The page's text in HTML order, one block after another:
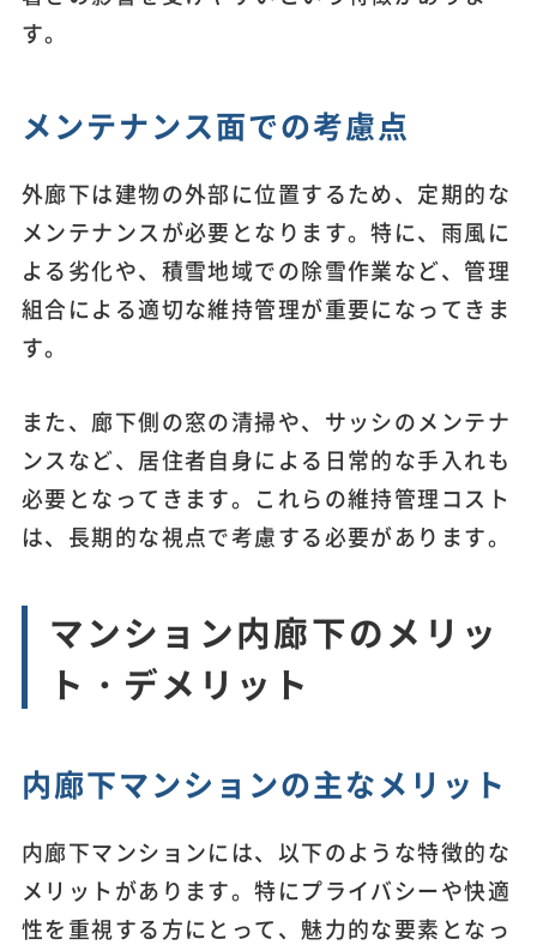
す。
メンテナンス面での考慮点
外廊下は建物の外部に位置するため、定期的な
メンテナンスが必要となります。特に、雨風に
よる劣化や、積雪地域での除雪作業など、管理
組合による適切な維持管理が重要になってきま
す。
また、廊下側の窓の清掃や、サッシのメンテナ
ンスなど、居住者自身による日常的な手入れも
必要となってきます。これらの維持管理コスト
は、長期的な視点で考慮する必要があります。
マンション内廊下のメリッ
ト・デメリット
内廊下マンションの主なメリット
内廊下マンションには、以下のような特徴的な
メリットがあります。特にプライバシーや快適
性を重視する方にとって、魅力的な要素となっ